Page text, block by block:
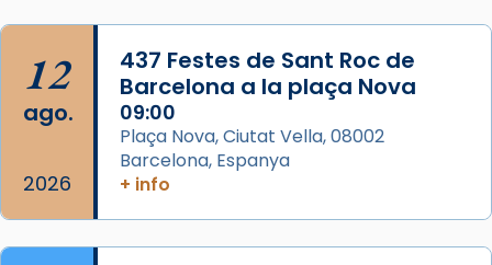
View on Facebook · Share
12
ago.
2026
437 Festes de Sant Roc de
Barcelona a la plaça Nova
09:00
Plaça Nova, Ciutat Vella, 08002
Barcelona, Espanya
+ info